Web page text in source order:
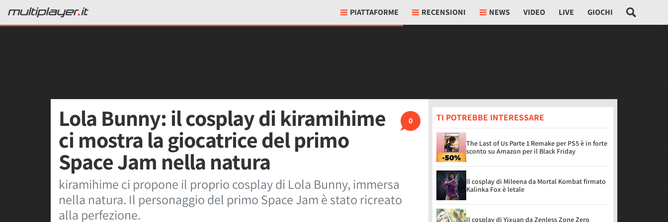
PIATTAFORME RECENSIONI NEWS VIDEO LIVE GIOCHI
0
Lola Bunny: il cosplay di kiramihime
ci mostra la giocatrice del primo
Space Jam nella natura
kiramihime ci propone il proprio cosplay di Lola Bunny, immersa
nella natura. Il personaggio del primo Space Jam è stato ricreato
alla perfezione.
TI POTREBBE INTERESSARE
The Last of Us Parte 1 Remake per PS5 è in forte
sconto su Amazon per il Black Friday
Il cosplay di Mileena da Mortal Kombat firmato
Kalinka Fox è letale
Il cosplay di Yixuan da Zenless Zone Zero